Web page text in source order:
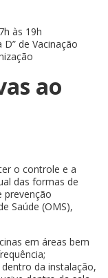
às 19h
de Vacinação
ao
o controle e a
das formas de
prevenção
Saúde (OMS),
em áreas bem
da instalação,